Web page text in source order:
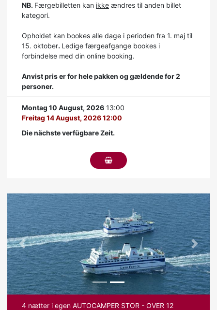
NB. Færgebilletten kan ikke ændres til anden billet
kategori.
Opholdet kan bookes alle dage i perioden fra 1. maj til
15. oktober. Ledige færgeafgange bookes i
forbindelse med din online booking.
Anvist pris er for hele pakken og gældende for 2
personer.
Montag 10 August, 2026 13:00
Freitag 14 August, 2026 12:00
Die nächste verfügbare Zeit.
Previous Next
4 nætter i egen AUTOCAMPER STOR - OVER 12